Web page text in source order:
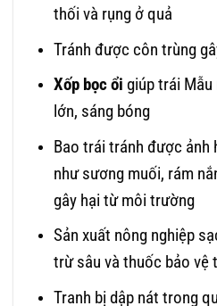
thối và rụng ở quả
Tránh được côn trùng
Xốp bọc ổi giúp trái Mẫu
lớn, sáng bóng
Bao trái tránh được
như sương muối, rám
gây hại từ môi trường
Sản xuất nông nghiệp
trừ sâu và thuốc bảo vệ
Tranh bị dập nát trong